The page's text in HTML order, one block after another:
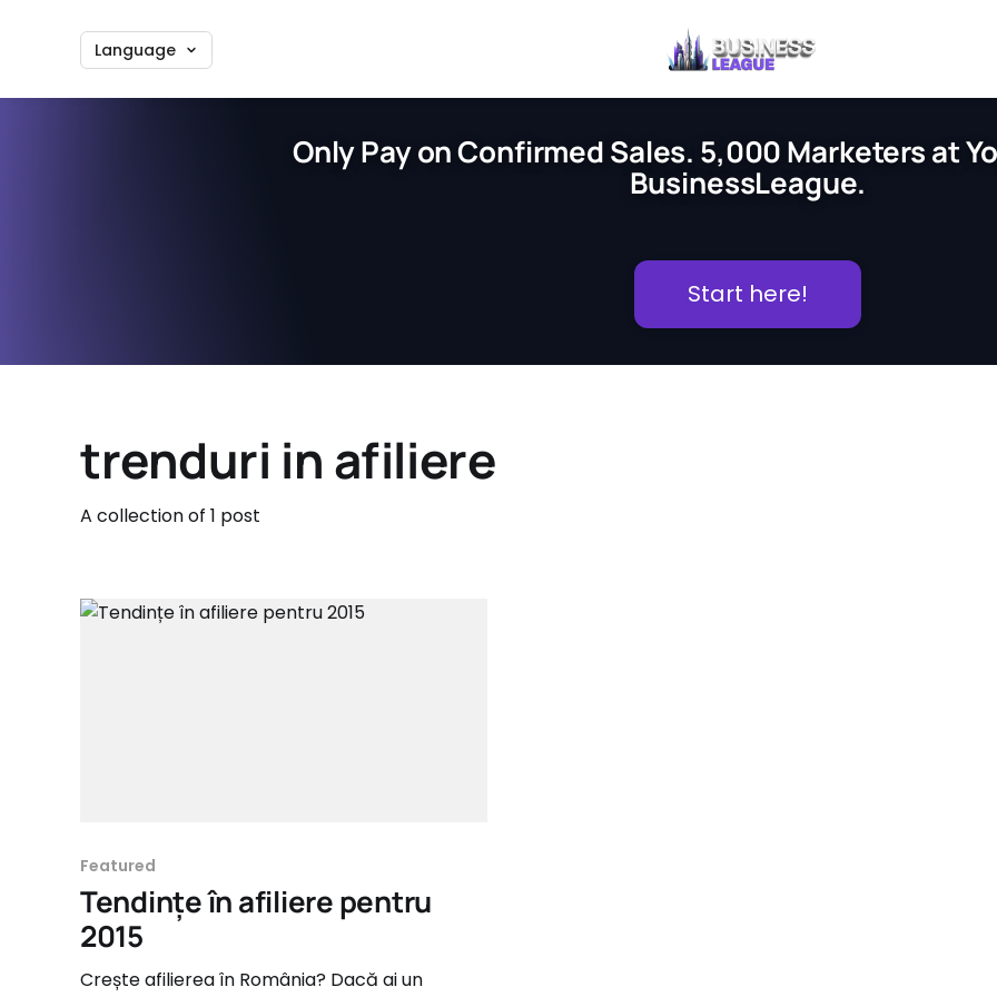
Language
Only Pay on Confirmed Sales. 5,000 Marketers at
BusinessLeague.
Start here!
trenduri in afiliere
A collection of 1 post
Featured
Tendințe în afiliere pentru
2015
Crește afilierea în România? Dacă ai un